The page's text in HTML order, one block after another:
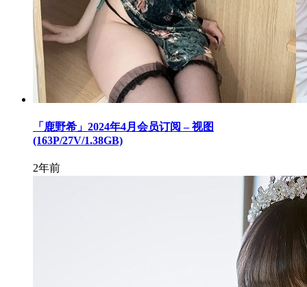
「鹿野希」2024年4月会员订阅 – 视图
(163P/27V/1.38GB)
2年前